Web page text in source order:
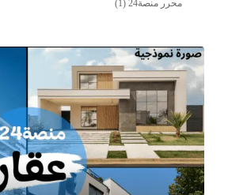
محرر منصة24 (1)